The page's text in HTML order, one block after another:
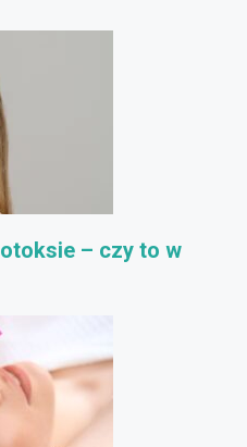
– czy to w